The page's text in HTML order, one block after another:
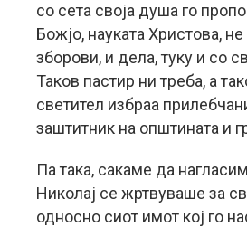
со сета своја душа го
Божјо, науката Христова,
зборови, и дела, туку и со
Таков пастир ни треба, а
светител избраа
заштитник на општината и
Па така, сакаме да
Николај се жртвуваше за
односно сиот имот кој го